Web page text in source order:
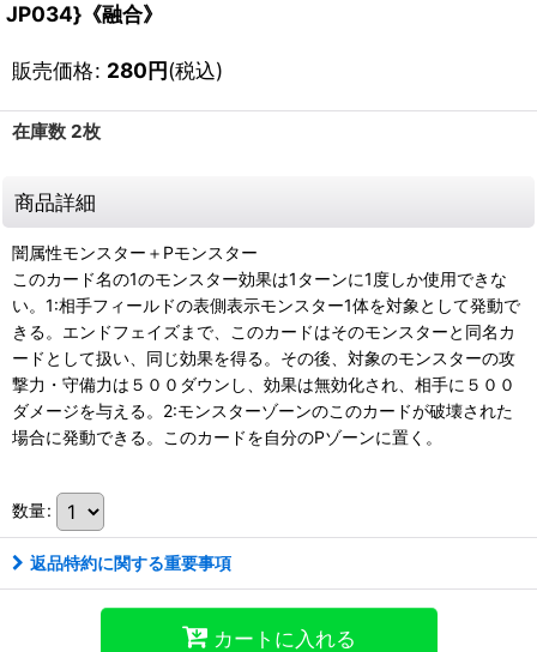
JP034}《融合》
販売価格: 280円(税込)
在庫数 2枚
商品詳細
闇属性モンスター＋Pモンスター
このカード名の1のモンスター効果は1ターンに1度しか使用できな
い。1:相手フィールドの表側表示モンスター1体を対象として発動で
きる。エンドフェイズまで、このカードはそのモンスターと同名カ
ードとして扱い、同じ効果を得る。その後、対象のモンスターの攻
撃力・守備力は５００ダウンし、効果は無効化され、相手に５００
ダメージを与える。2:モンスターゾーンのこのカードが破壊された
場合に発動できる。このカードを自分のPゾーンに置く。
数量:
返品特約に関する重要事項
カートに入れる